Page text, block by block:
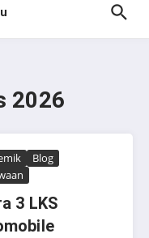
2026
Blog
3 LKS